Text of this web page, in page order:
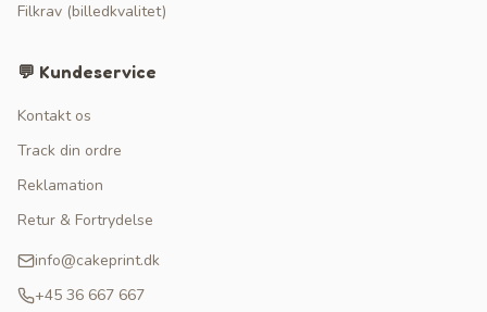
Filkrav (billedkvalitet)
💬 Kundeservice
Kontakt os
Track din ordre
Reklamation
Retur & Fortrydelse
info@cakeprint.dk
+45 36 667 667